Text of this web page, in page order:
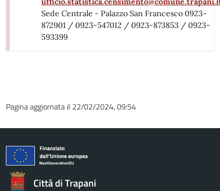
Sede Centrale - Palazzo San Francesco 0923-
872901 / 0923-547012 / 0923-873853 / 0923-
593399
Pagina aggiornata il 22/02/2024, 09:54
Città di Trapani